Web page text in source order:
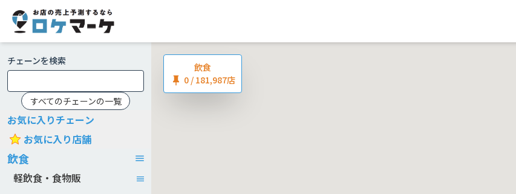
チェーンを検索
すべてのチェーンの一覧
お気に入りチェーン
お気に入り店舗
飲食
軽飲食・食物販
飲食
0 / 181,987店